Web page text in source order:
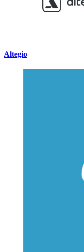
Altegio